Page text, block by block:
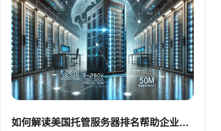
如何解读美国托管服务器排名帮助企业做